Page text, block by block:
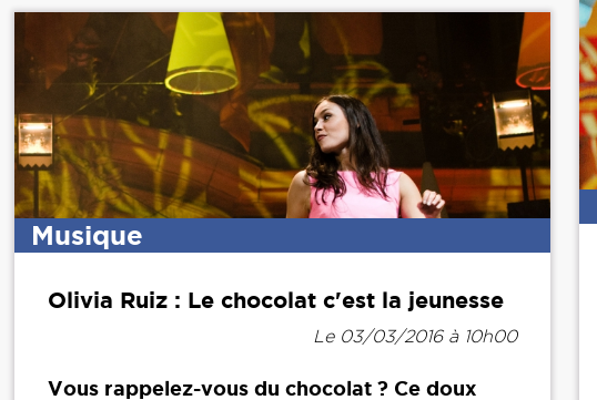
Musique
Olivia Ruiz : Le chocolat c'est la jeunesse
Le 03/03/2016 à 10h00
Vous rappelez-vous du chocolat ? Ce doux